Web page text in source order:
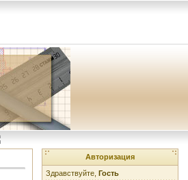
Авторизация
Здравствуйте, Гость